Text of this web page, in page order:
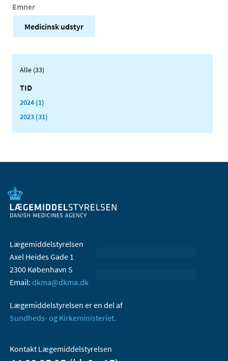
Emner
Medicinsk udstyr
Alle (33)
TID
2024 (1)
2023 (31)
Lægemiddelstyrelsen
Axel Heides Gade 1
2300 København S
Email: dkma@dkma.dk
Lægemiddelstyrelsen er en del af
Sundheds- og Kirkeministeriet.
Kontakt Lægemiddelstyrelsen